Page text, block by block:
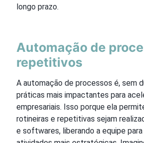
longo prazo.
Automação de
repetitivos
A automação de processos é, sem
práticas mais impactantes para
empresariais. Isso porque ela
rotineiras e repetitivas sejam
e softwares, liberando a equipe